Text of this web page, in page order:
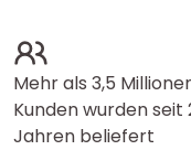
Mehr als 3,5
Kunden wurden seit
Jahren beliefert